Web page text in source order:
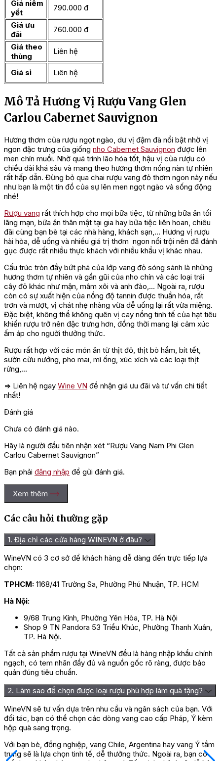
Giá niêm
yết
790.000 đ
Giá ưu
đãi
760.000 đ
Giá theo
thùng
Liên hệ
Giá sỉ Liên hệ
Mô Tả Hương Vị Rượu Vang Glen
Carlou Cabernet Sauvignon
Hương thơm của rượu ngọt ngào, dư vị đậm đà nổi bật nhờ vị
ngon đặc trưng của giống nho Cabernet Sauvignon được lên
men chín muồi. Nhờ quá trình lão hóa tốt, hậu vị của rượu có
chiều dài khá sâu và mang theo hương thơm nồng nàn tự nhiên
rất hấp dẫn. Đừng bỏ qua chai rượu vang đỏ thơm ngon này nếu
như bạn là một tín đồ của sự lên men ngọt ngào và sống động
nhé!
Rượu vang rất thích hợp cho mọi bữa tiệc, từ những bữa ăn tối
lãng mạn, bữa ăn thân mật tại gia hay bữa tiệc liên hoan, chiêu
đãi cùng bạn bè tại các nhà hàng, khách sạn,… Hương vị rượu
hài hòa, dễ uống và nhiều giá trị thơm ngon nổi trội nên đã đánh
gục được rất nhiều thực khách với nhiều khẩu vị khác nhau.
Cấu trúc tròn đầy bứt phá của lớp vang đỏ sóng sánh là những
hương thơm tự nhiên và gần gũi của nho chín và các loại trái
cây đỏ khác như mận, mâm xôi và anh đào,… Ngoài ra, rượu
còn có sự xuất hiện của nồng độ tannin được thuần hóa, rất
trơn và mượt, vị chát nhẹ nhàng vừa dễ uống lại rất vừa miệng.
Đặc biệt, không thể không quên vị cay nồng tinh tế của hạt tiêu
khiến rượu trở nên đặc trưng hơn, đồng thời mang lại cảm xúc
ấm áp cho người thưởng thức.
Rượu rất hợp với các món ăn từ thịt đỏ, thịt bò hầm, bít tết,
sườn cừu nướng, pho mai, mì ống, xúc xích và các loại thịt
rừng,…
=> Liên hệ ngay Wine VN để nhận giá ưu đãi và tư vấn chi tiết
nhất!
Đánh giá
Chưa có đánh giá nào.
Hãy là người đầu tiên nhận xét “Rượu Vang Nam Phi Glen
Carlou Cabernet Sauvignon”
Bạn phải đăng nhập để gửi đánh giá.
Xem thêm
Các câu hỏi thường gặp
1. Địa chỉ các cửa hàng WINEVN ở đâu?
WineVN có 3 cơ sở để khách hàng dễ dàng đến trực tiếp lựa
chọn:
TPHCM: 1168/41 Trường Sa, Phường Phú Nhuận, TP. HCM
Hà Nội:
9/68 Trung Kính, Phường Yên Hòa, TP. Hà Nội
Shop 9 TN Pandora 53 Triều Khúc, Phường Thanh Xuân,
TP. Hà Nội.
Tất cả sản phẩm rượu tại WineVN đều là hàng nhập khẩu chính
ngạch, có tem nhãn đầy đủ và nguồn gốc rõ ràng, được bảo
quản đúng tiêu chuẩn.
2. Làm sao để chọn được loại rượu phù hợp làm quà tặng?
WineVN sẽ tư vấn dựa trên nhu cầu và ngân sách của bạn. Với
đối tác, bạn có thể chọn các dòng vang cao cấp Pháp, Ý kèm
hộp quà sang trọng.
Với bạn bè, đồng nghiệp, vang Chile, Argentina hay vang Ý tầm
trung sẽ là lựa chọn tinh tế, dễ thưởng thức. Ngoài ra, bạn có